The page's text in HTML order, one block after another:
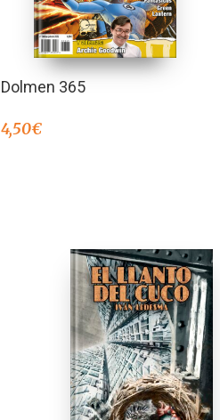
Dolmen 365
4,50€